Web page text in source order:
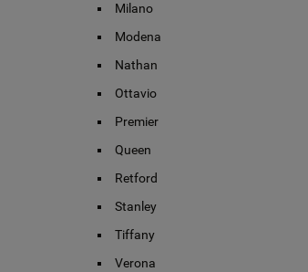
Milano
Modena
Nathan
Ottavio
Premier
Queen
Retford
Stanley
Tiffany
Verona